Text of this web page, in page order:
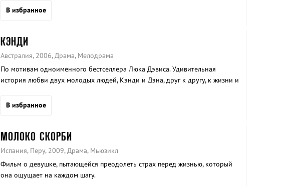
В избранное
КЭНДИ
Австралия, 2006, Драма, Мелодрама
По мотивам одноименного бестселлера Люка Дэвиса. Удивительная
история любви двух молодых людей, Кэнди и Дэна, друг к другу, к жизни и
В избранное
МОЛОКО СКОРБИ
Испания, Перу, 2009, Драма, Мьюзикл
Фильм о девушке, пытающейся преодолеть страх перед жизнью, который
она ощущает на каждом шагу.